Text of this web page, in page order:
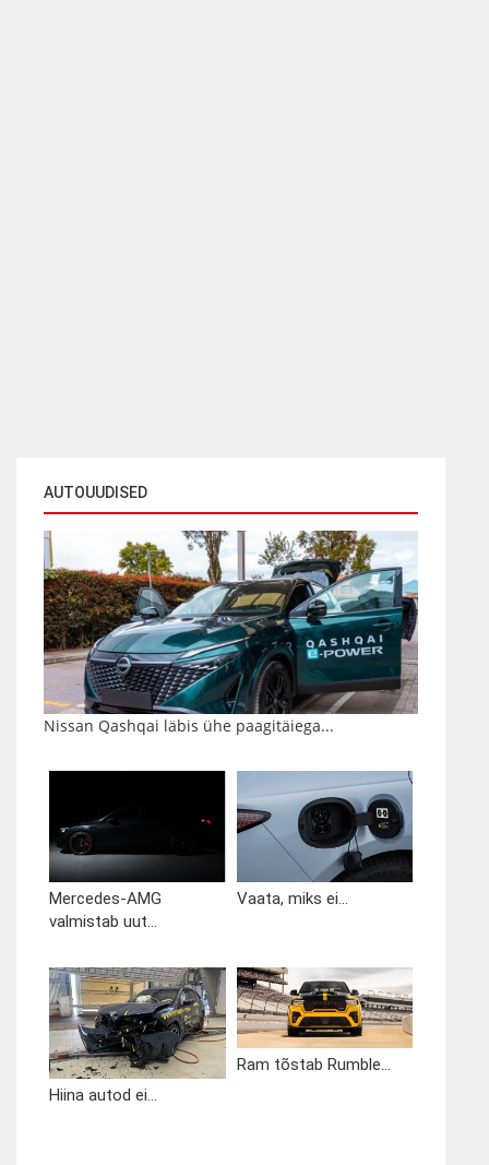
AUTOUUDISED
Nissan Qashqai läbis ühe paagitäiega...
Mercedes-AMG
valmistab uut...
Vaata, miks ei...
Hiina autod ei...
Ram tõstab Rumble...